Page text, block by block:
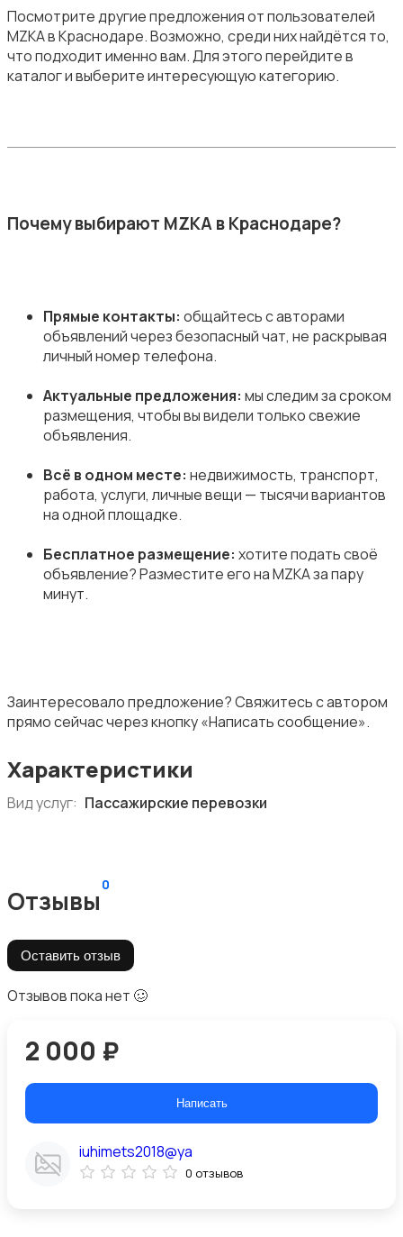
Посмотрите другие предложения от пользователей
MZKA в Краснодаре. Возможно, среди них найдётся то,
что подходит именно вам. Для этого перейдите в
каталог и выберите интересующую категорию.
Почему выбирают MZKA в Краснодаре?
Прямые контакты: общайтесь с авторами
объявлений через безопасный чат, не раскрывая
личный номер телефона.
Актуальные предложения: мы следим за сроком
размещения, чтобы вы видели только свежие
объявления.
Всё в одном месте: недвижимость, транспорт,
работа, услуги, личные вещи — тысячи вариантов
на одной площадке.
Бесплатное размещение: хотите подать своё
объявление? Разместите его на MZKA за пару
минут.
Заинтересовало предложение? Свяжитесь с автором
прямо сейчас через кнопку «Написать сообщение».
Характеристики
Вид услуг: Пассажирские перевозки
Отзывы
0
Оставить отзыв
Отзывов пока нет 🥴
2 000 ₽
Написать
iuhimets2018@ya
0 отзывов